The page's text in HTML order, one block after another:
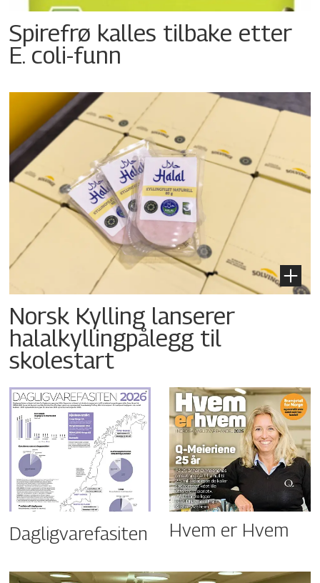
Spirefrø kalles tilbake etter
E. coli-funn
Norsk Kylling lanserer
halalkyllingpålegg til
skolestart
Dagligvarefasiten Hvem er Hvem